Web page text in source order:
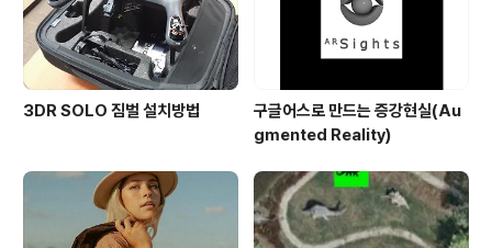
3DR SOLO 짐벌 설치방법
구글어스로 만드는 증강현실(Au
gmented Reality)